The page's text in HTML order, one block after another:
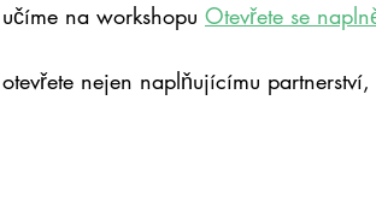
na workshopu Otevřete se
nejen naplňujícímu